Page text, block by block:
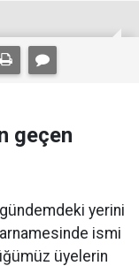
geçen
yerini
ismi
üyelerin